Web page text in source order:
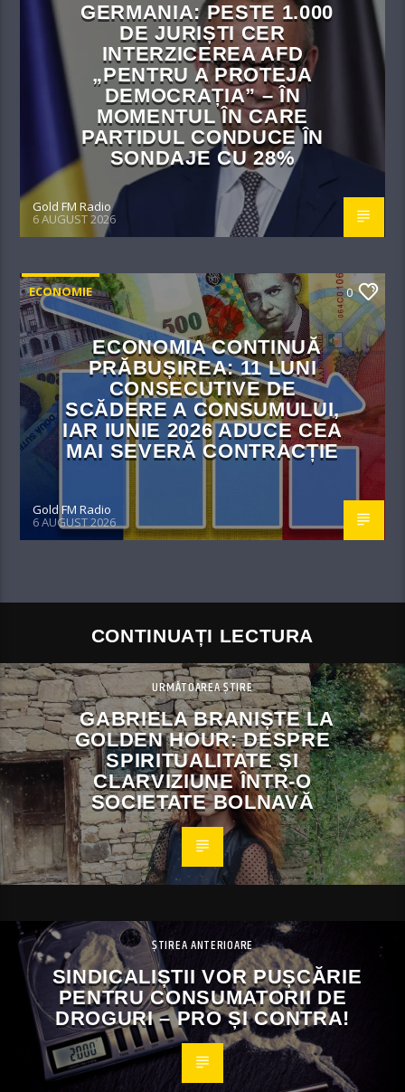
GERMANIA: PESTE 1.000
DE JURIȘTI CER
INTERZICEREA AFD
„PENTRU A PROTEJA
DEMOCRAȚIA” – ÎN
MOMENTUL ÎN CARE
PARTIDUL CONDUCE ÎN
SONDAJE CU 28%
Gold FM Radio
6 AUGUST 2026
ECONOMIE 0
ECONOMIA CONTINUĂ
PRĂBUȘIREA: 11 LUNI
CONSECUTIVE DE
SCĂDERE A CONSUMULUI,
IAR IUNIE 2026 ADUCE CEA
MAI SEVERĂ CONTRACȚIE
Gold FM Radio
6 AUGUST 2026
CONTINUAȚI LECTURA
URMĂTOAREA ȘTIRE
GABRIELA BRANIȘTE LA
GOLDEN HOUR: DESPRE
SPIRITUALITATE ȘI
CLARVIZIUNE ÎNTR-O
SOCIETATE BOLNAVĂ
ȘTIREA ANTERIOARE
SINDICALIȘTII VOR PUȘCĂRIE
PENTRU CONSUMATORII DE
DROGURI – PRO ȘI CONTRA!